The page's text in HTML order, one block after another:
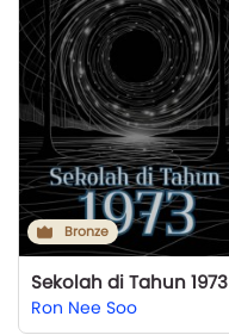
Bronze
Sekolah di Tahun 1973
Ron Nee Soo